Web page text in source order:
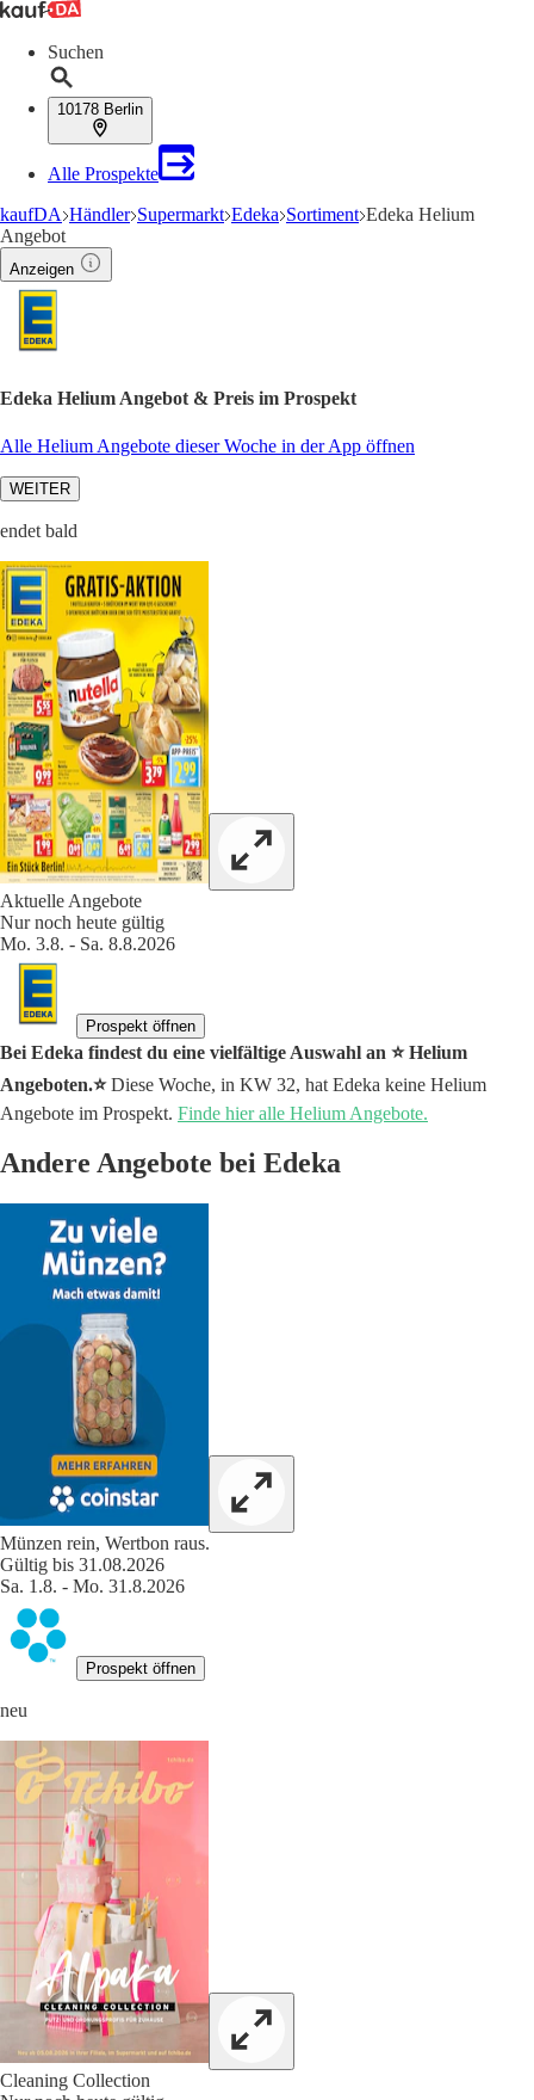
Suchen
10178 Berlin
Alle Prospekte
kaufDA Händler Supermarkt Edeka Sortiment Edeka Helium
Angebot
Anzeigen
Edeka Helium Angebot & Preis im Prospekt
Alle Helium Angebote dieser Woche in der App öffnen
WEITER
endet bald
Aktuelle Angebote
Nur noch heute gültig
Mo. 3.8. - Sa. 8.8.2026
Prospekt öffnen
Bei Edeka findest du eine vielfältige Auswahl an ⭐️ Helium
Angeboten.⭐️Diese Woche, in KW 32, hat Edeka keine Helium
Angebote im Prospekt. Finde hier alle Helium Angebote.
Andere Angebote bei Edeka
Münzen rein, Wertbon raus.
Gültig bis 31.08.2026
Sa. 1.8. - Mo. 31.8.2026
Prospekt öffnen
neu
Cleaning Collection